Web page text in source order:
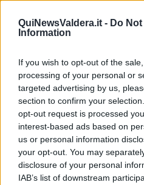
QuiNewsValdera.it - Do
Information
If you wish to opt-out of the
processing of your personal or
targeted advertising by us,
section to confirm your
opt-out request is processed
interest-based ads based on
us or personal information
your opt-out. You may
disclosure of your personal
IAB’s list of downstream
Tanti pianeti nel tuo segno
tua vita. Il mese parte
che sará un po’ sconcertante.
lavoro. Il 12-13 novembre é
nelle cose che volevi fare,
con qualcuno, specialmente se sei
un imprenditore, le tue idee potrai
vorrá attenzione al penultimo
la calma. Cielo tranquillo nei
avvenimenti. Per la tua vita
a parte poco prima di metá mese,